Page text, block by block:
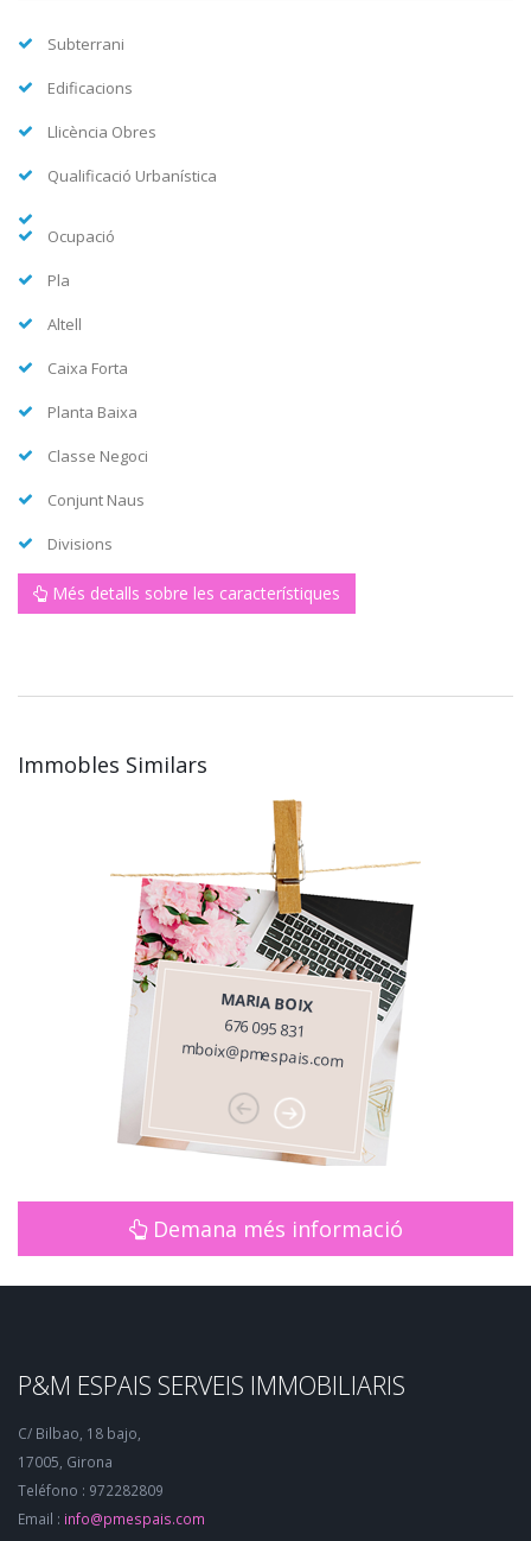
Subterrani
Edificacions
Llicència Obres
Qualificació Urbanística
Ocupació
Pla
Altell
Caixa Forta
Planta Baixa
Classe Negoci
Conjunt Naus
Divisions
Més detalls sobre les característiques
Immobles Similars
MARIA BOIX
676 095 831
mboix@pmespais.com
Demana més informació
P&M ESPAIS SERVEIS IMMOBILIARIS
C/ Bilbao, 18 bajo,
17005, Girona
Teléfono : 972282809
Email : info@pmespais.com